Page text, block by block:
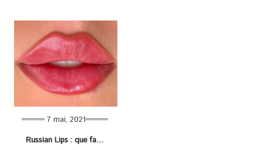
7 mai, 2021
Russian Lips : que faut-il savoir sur cette technique ?